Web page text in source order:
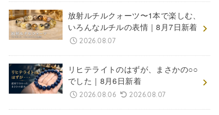
放射ルチルクォーツ〜1本で楽しむ、
いろんなルチルの表情｜8月7日新着
2026.08.07
リヒテライトのはずが、まさかの○○
でした｜8月6日新着
2026.08.06 2026.08.07